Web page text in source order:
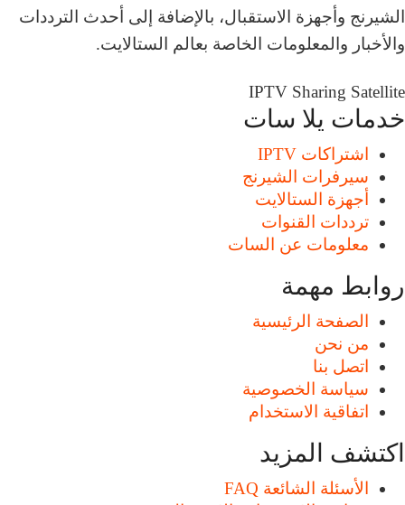
الشيرنج وأجهزة الاستقبال، بالإضافة إلى أحدث الترددات
والأخبار والمعلومات الخاصة بعالم الستالايت.
IPTV Sharing Satellite
خدمات يلا سات
اشتراكات IPTV
سيرفرات الشيرنج
أجهزة الستالايت
ترددات القنوات
معلومات عن السات
روابط مهمة
الصفحة الرئيسية
من نحن
اتصل بنا
سياسة الخصوصية
اتفاقية الاستخدام
اكتشف المزيد
الأسئلة الشائعة FAQ